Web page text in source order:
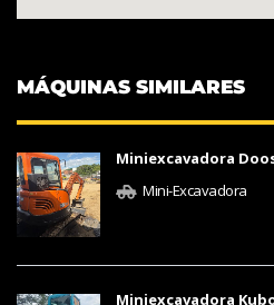
MÁQUINAS SIMILARES
Miniexcavadora
Mini-Excavadora
Miniexcavadora